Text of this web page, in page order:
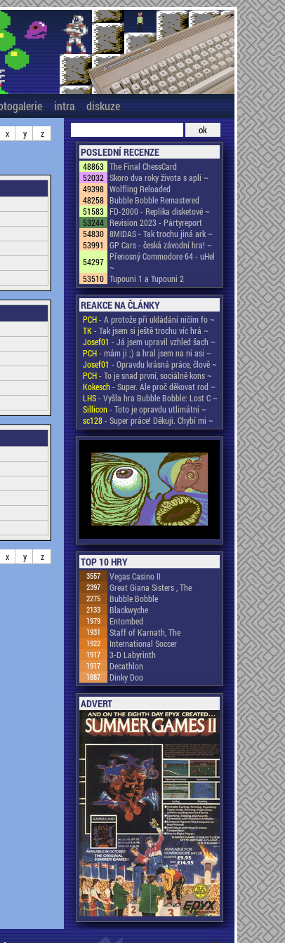
intra diskuze
x y z
x y z
POSLEDNÍ RECENZE
48863 The Final ChessCard
52032 Skoro dva roky života s apli ~
49398 Wolfling Reloaded
48258 Bubble Bobble Remastered
51583 FD-2000 - Replika disketové ~
53244 Revision 2023 - Pártyreport
54830 8MIDAS - Tak trochu jiná ark ~
53991
GP Cars - česká závodní hra! ~
54297 Přenosný Commodore 64 - uHel
~
53510 Tupouni 1 a Tupouni 2
REAKCE NA ČLÁNKY
PCH- A protože při ukládání ničím fo ~
TK- Tak jsem si ještě trochu víc hrá ~
Josef01 - Já jsem upravil vzhled šach ~
PCH- mám ji ;) a hral jsem na ni asi ~
Josef01 - Opravdu krásná práce, člově ~
PCH- To je snad první, sociálně kons ~
Kokesch- Super. Ale proč děkovat rod ~
LHS- Vyšla hra Bubble Bobble: Lost C ~
Sillicon- Toto je opravdu utlimátní ~
sc128- Super práce! Děkuji. Chybí mi ~
TOP 10 HRY
3557 Vegas Casino II
2397 Great Giana Sisters , The
2275 Bubble Bobble
2133 Blackwyche
1979 Entombed
1931 Staff of Karnath, The
1922 International Soccer
1917 3-D Labyrinth
1917 Decathlon
1887 Dinky Doo
ADVERT